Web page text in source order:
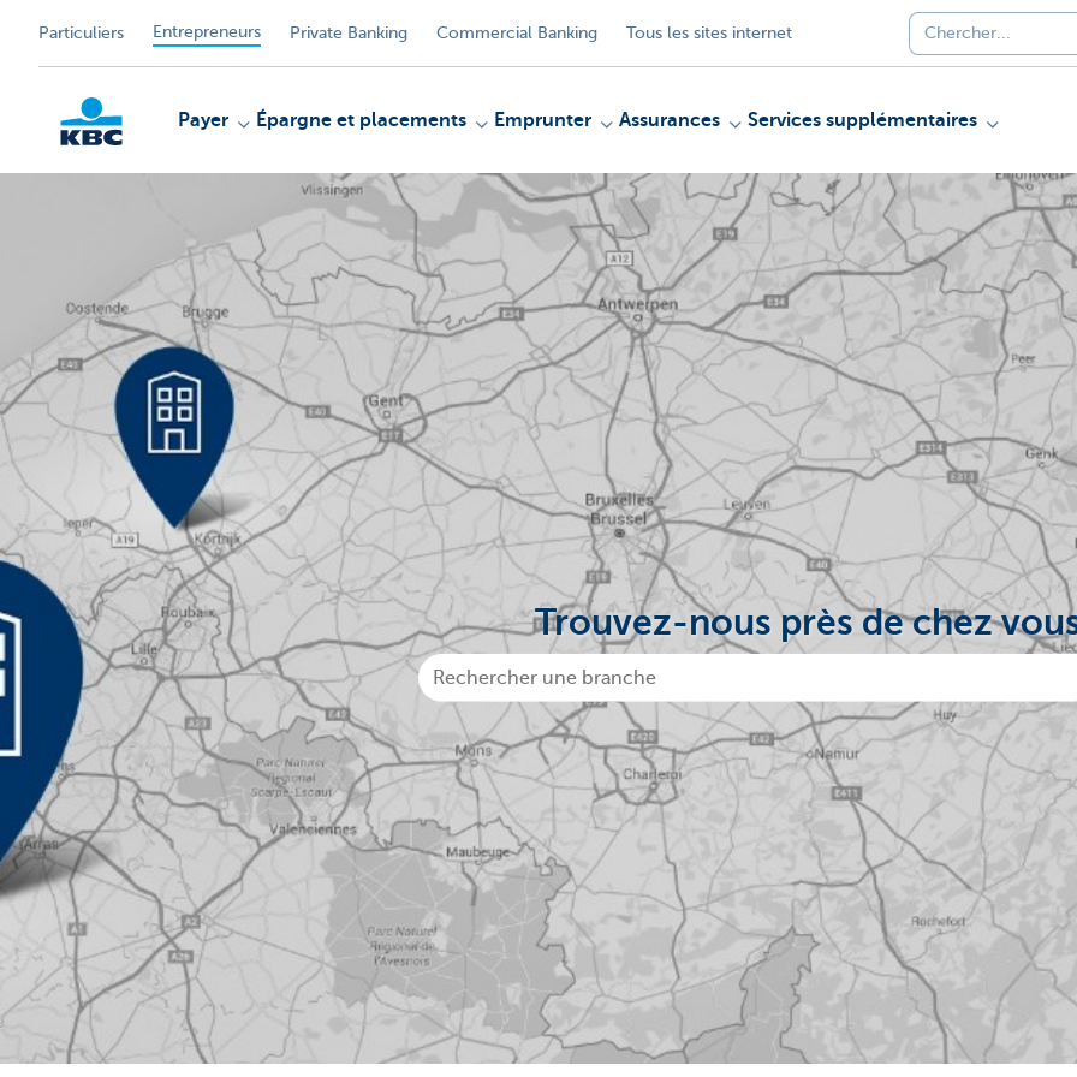
Particuliers Entrepreneurs Private Banking Commercial Banking Tous les sites internet
Entrepreneurs
Payer Épargne et placements Emprunter Assurances Services supplémentaires
Trouvez-nous près de chez